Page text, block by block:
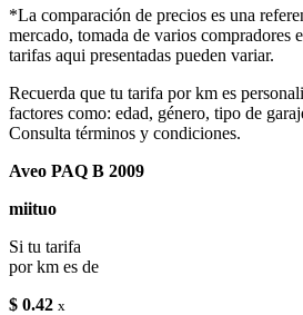
*La comparación de precios es una
mercado, tomada de varios compradores
tarifas aqui presentadas pueden variar.
Recuerda que tu tarifa por km es
factores como: edad, género, tipo de
Consulta términos y condiciones.
Aveo PAQ B 2009
miituo
Si tu tarifa
por km es de
$ 0.42 x